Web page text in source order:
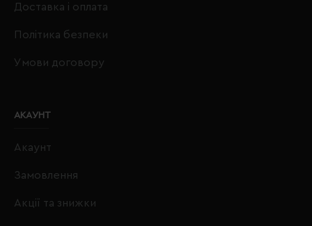
Доставка і оплата
Політика безпеки
Умови договору
АКАУНТ
Акаунт
Замовлення
Акції та знижки